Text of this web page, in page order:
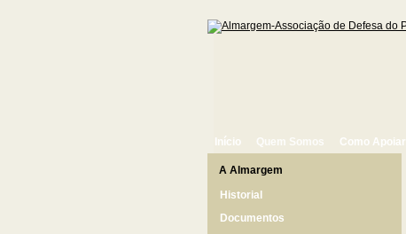
Início Quem Somos Como Apoiar
A Almargem
Historial
Documentos